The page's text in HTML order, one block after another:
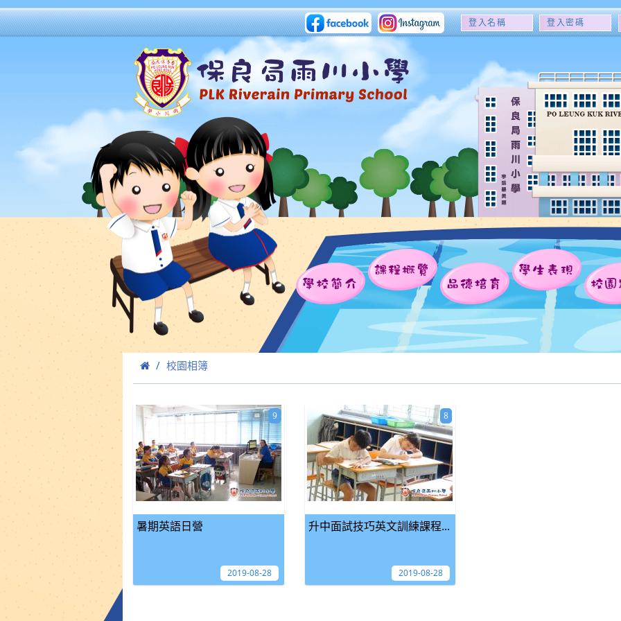
登
名
稱
登
密
碼
學校簡介
課程概覽
品德培育
學生表現
校
校園相簿
暑期英語日營
9
2019-08-28
升中面試技巧英文訓練課程...
8
2019-08-28